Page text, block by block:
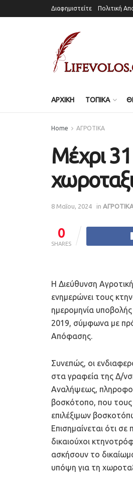
Διαφημιστείτε Πολιτική
ΑΡΧΙΚΗ ΤΟΠΙΚΑ
Home ΑΓΡΟΤΙΚΑ
Μέχρι 31
8 Μαΐου, 2024 in ΑΓΡΟΤΙΚΑ
0
SHARES
Η Διεύθυνση
ενημερώνει τους
ημερομηνία
2019, σύμφωνα με
Απόφασης.
Συνεπώς, οι
στα γραφεία της Δ/
Αναλήψεως,
βοσκότοπο, που
επιλέξιμων
Επισημαίνεται ότι
δικαιούχοι
ασκήσουν το
υπόψη για τη